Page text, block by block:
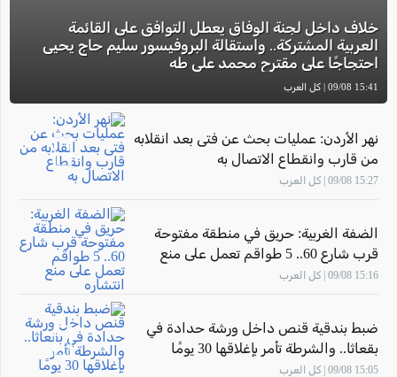
خلاف داخل لجنة الوفاق يعطل التوافق على القائمة
العربية المشتركة.. واستقالة البروفيسور سليم حاج يحيى
احتجاجًا على مقترح محمد علي طه
15:41 09/08 | كل العرب
نهر الأردن: عمليات بحث عن فتى بعد انقلابه
من قارب وانقطاع الاتصال به
15:27 09/08 | كل العرب
الضفة الغربية: حريق في منطقة مفتوحة
قرب شارع 60.. 5 طواقم تعمل على منع
انتشاره
15:16 09/08 | كل العرب
ضبط بندقية قنص داخل ورشة حدادة في
بقعاثا.. والشرطة تأمر بإغلاقها 30 يومًا
15:05 09/08 | كل العرب